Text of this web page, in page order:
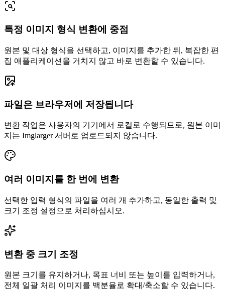
특정 이미지 형식 변환에 중점
원본 및 대상 형식을 선택하고, 이미지를 추가한 뒤, 복잡한 편
집 애플리케이션을 거치지 않고 바로 변환할 수 있습니다.
파일은 브라우저에 저장됩니다
변환 작업은 사용자의 기기에서 로컬로 수행되므로, 원본 이미
지는 Imglarger 서버로 업로드되지 않습니다.
여러 이미지를 한 번에 변환
선택한 입력 형식의 파일을 여러 개 추가하고, 동일한 출력 및
크기 조정 설정으로 처리하십시오.
변환 중 크기 조정
원본 크기를 유지하거나, 목표 너비 또는 높이를 입력하거나,
전체 일괄 처리 이미지를 백분율로 확대/축소할 수 있습니다.